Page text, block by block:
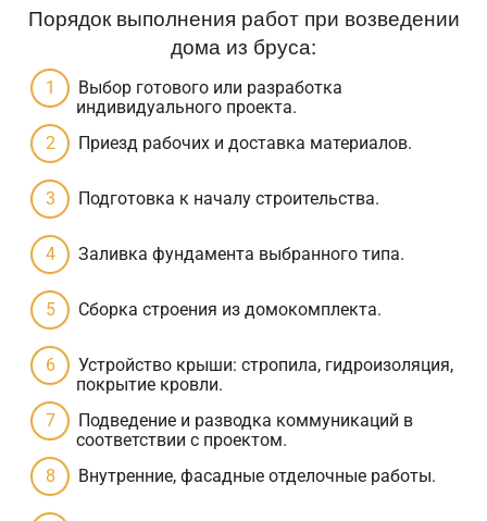
Порядок выполнения работ при возведении
дома из бруса:
Выбор готового или разработка
индивидуального проекта.
Приезд рабочих и доставка материалов.
Подготовка к началу строительства.
Заливка фундамента выбранного типа.
Сборка строения из домокомплекта.
Устройство крыши: стропила, гидроизоляция,
покрытие кровли.
Подведение и разводка коммуникаций в
соответствии с проектом.
Внутренние, фасадные отделочные работы.